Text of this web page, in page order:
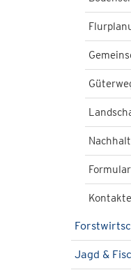
Kontakte
Jagd &